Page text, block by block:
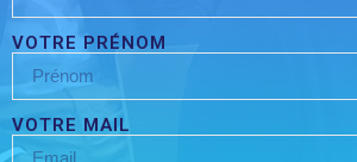
VOTRE PRÉNOM
VOTRE MAIL